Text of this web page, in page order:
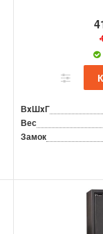
ВxШxГ
Вес
Замок